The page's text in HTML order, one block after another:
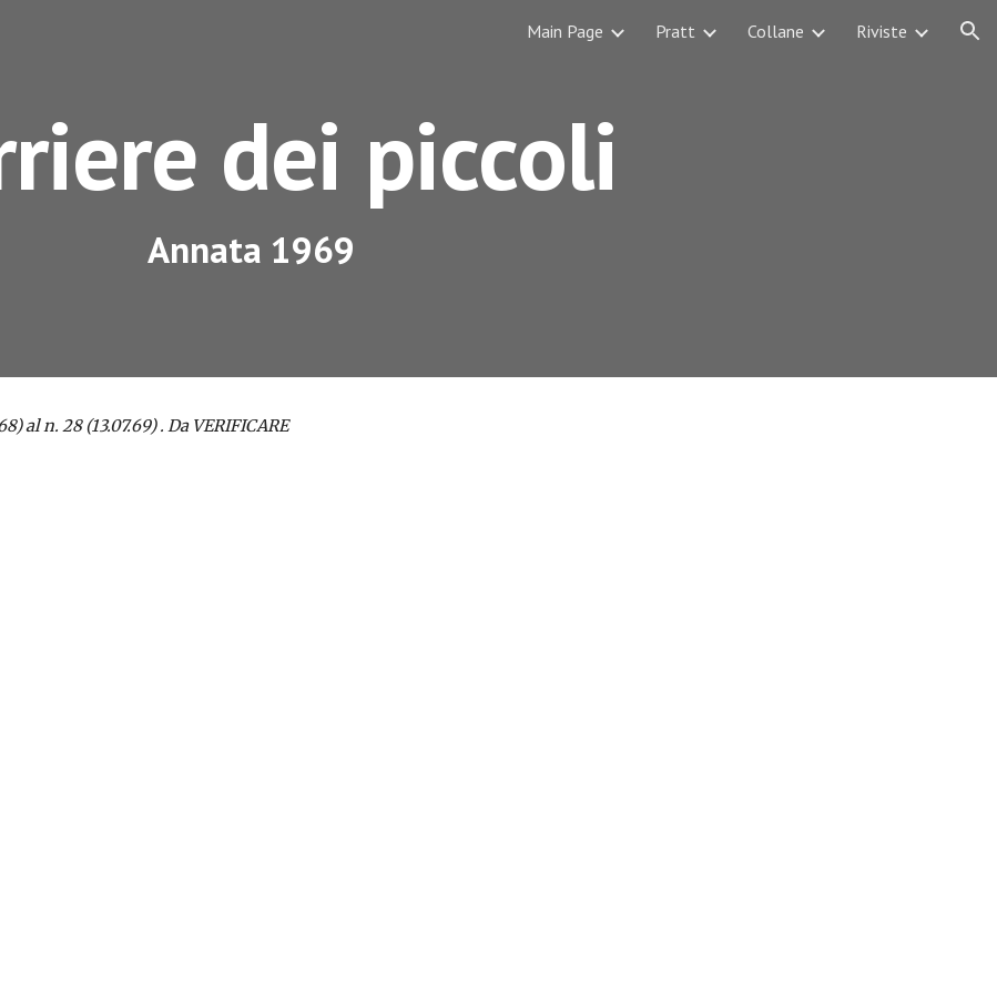
Main Page Pratt Collane Riviste
dei piccoli
Annata 1969
al n. 28 (13.07.69) . Da VERIFICARE